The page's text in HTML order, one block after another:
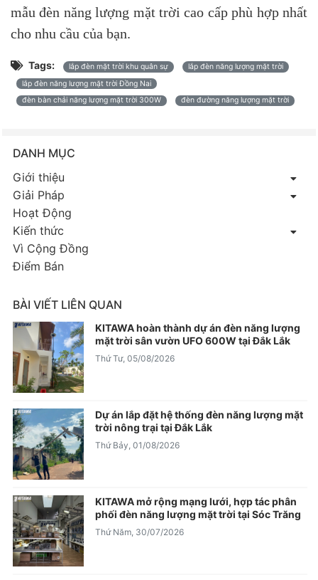
mẫu đèn năng lượng mặt trời cao cấp phù hợp nhất
cho nhu cầu của bạn.
Tags: lắp đèn mặt trời khu quân sự
lắp đèn năng lượng mặt trời
lắp đèn năng lượng mặt trời Đồng Nai
đèn bàn chải năng lượng mặt trời 300W
đèn đường năng lượng mặt trời
DANH MỤC
Giới thiệu
Giải Pháp
Hoạt Động
Kiến thức
Vì Cộng Đồng
Điểm Bán
BÀI VIẾT LIÊN QUAN
KITAWA hoàn thành dự án đèn năng lượng
mặt trời sân vườn UFO 600W tại Đắk Lắk
Thứ Tư, 05/08/2026
Dự án lắp đặt hệ thống đèn năng lượng mặt
trời nông trại tại Đắk Lắk
Thứ Bảy, 01/08/2026
KITAWA mở rộng mạng lưới, hợp tác phân
phối đèn năng lượng mặt trời tại Sóc Trăng
Thứ Năm, 30/07/2026